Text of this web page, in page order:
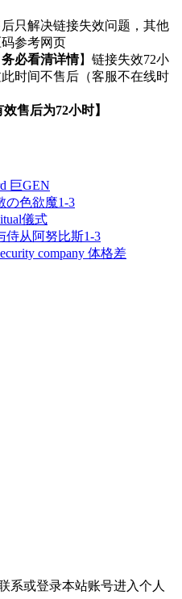
只解决链接失效问题，其他
参考网页
必看清详情】链接失效72小
时间不售后（客服不在线时
售后为72小时】
巨GEN
の色欲魔1-3
儀式
侍从阿努比斯1-3
company 体格差
系或登录本站账号进入个人